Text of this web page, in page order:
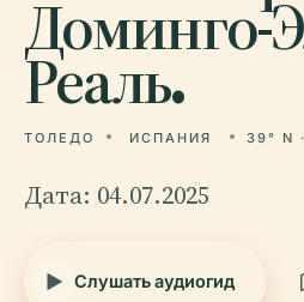
Доминго-
Реаль.
ТОЛЕДО ИСПАНИЯ 39° N
Дата: 04.07.2025
Слушать аудиогид